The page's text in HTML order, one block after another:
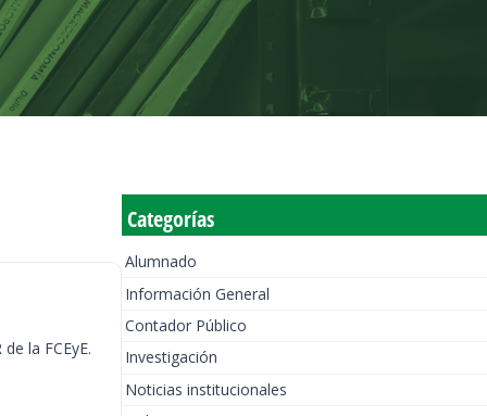
la FCEyE.
Categorías
Alumnado
Información General
Contador Público
Investigación
Noticias institucionales